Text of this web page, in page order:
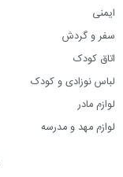
ایمنی
سفر و گردش
اتاق کودک
لباس نوزادی و کودک
لوازم مادر
لوازم مهد و مدرسه